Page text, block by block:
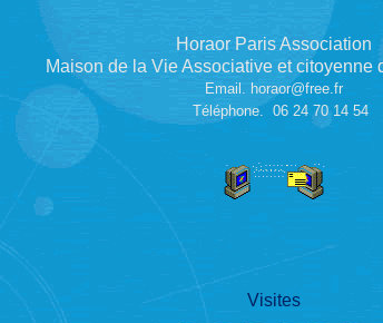
Horaor Paris Association
Maison de la Vie Associative et citoyenne
Email. horaor@free.fr
Téléphone. 06 24 70 14 54
Visites